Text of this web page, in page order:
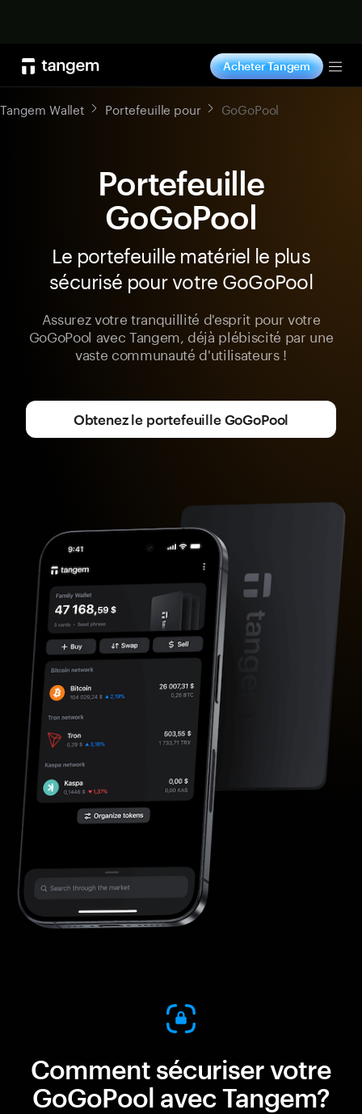
Acheter Tangem
Tangem Wallet Portefeuille pour GoGoPool
Portefeuille
GoGoPool
Le portefeuille matériel le plus
sécurisé pour votre GoGoPool
Assurez votre tranquillité d'esprit pour votre
GoGoPool avec Tangem, déjà plébiscité par une
vaste communauté d'utilisateurs !
Obtenez le portefeuille GoGoPool
Comment sécuriser votre
GoGoPool avec Tangem?